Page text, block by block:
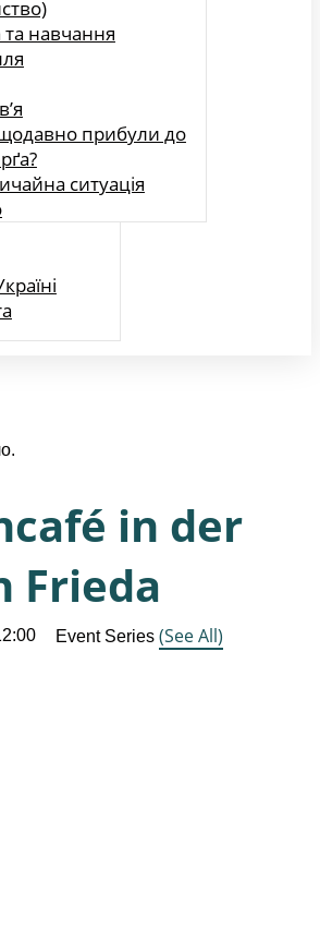
та навчання
прибули до
ситуація
in der
Frieda
Event Series (See All)